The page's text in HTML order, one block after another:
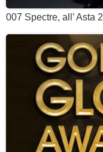
007 Spectre, all’ Asta